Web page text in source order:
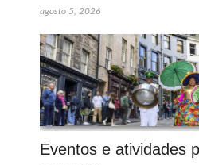
agosto 5, 2026
Eventos e atividades